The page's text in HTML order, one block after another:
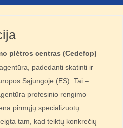
plėtros centras (Cedefop) –
padedanti skatinti ir
Sąjungoje (ES). Tai –
profesinio rengimo
pirmųjų specializuotų
tam, kad teiktų konkrečių